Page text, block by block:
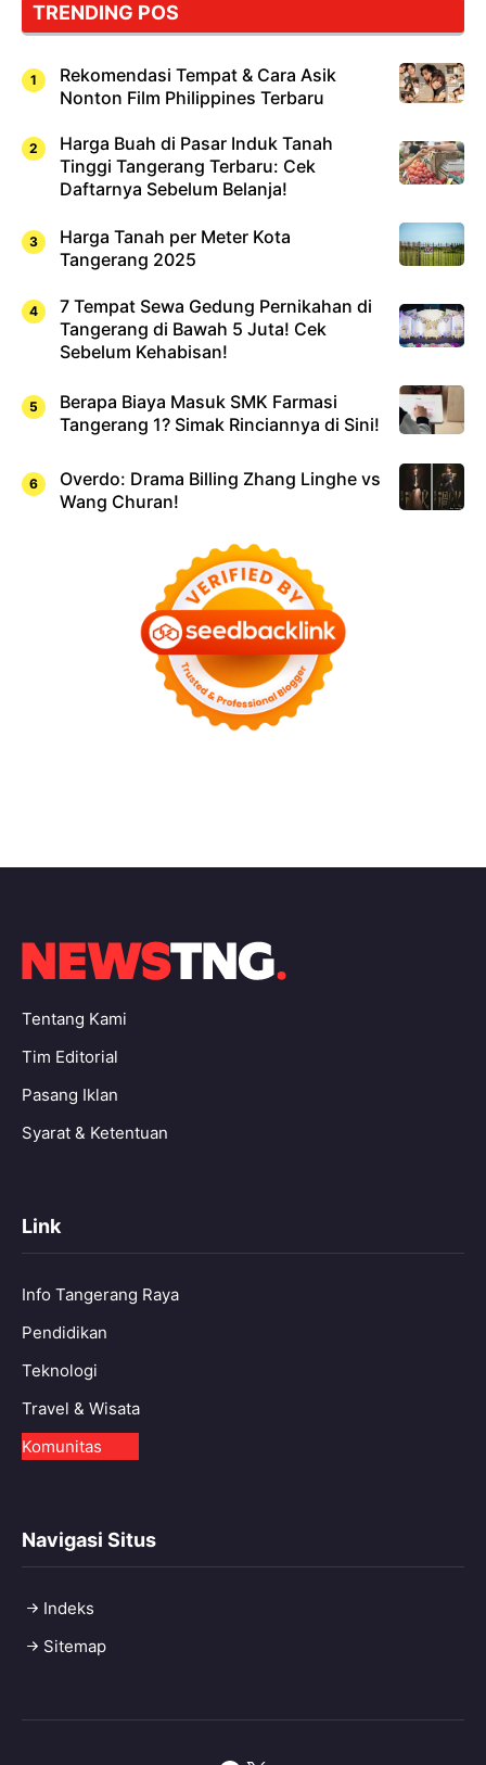
TRENDING POS
Rekomendasi Tempat & Cara Asik
Nonton Film Philippines Terbaru
Harga Buah di Pasar Induk Tanah
Tinggi Tangerang Terbaru: Cek
Daftarnya Sebelum Belanja!
Harga Tanah per Meter Kota
Tangerang 2025
7 Tempat Sewa Gedung Pernikahan di
Tangerang di Bawah 5 Juta! Cek
Sebelum Kehabisan!
Berapa Biaya Masuk SMK Farmasi
Tangerang 1? Simak Rinciannya di Sini!
Overdo: Drama Billing Zhang Linghe vs
Wang Churan!
Tentang Kami
Tim Editorial
Pasang Iklan
Syarat & Ketentuan
Link
Info Tangerang Raya
Pendidikan
Teknologi
Travel & Wisata
Komunitas
Navigasi Situs
Indeks
Sitemap